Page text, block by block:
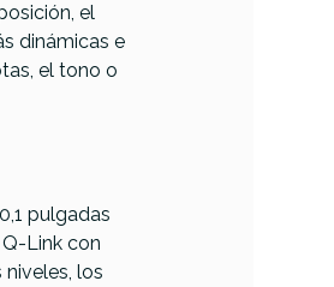
el
dinámicas e
el tono o
pulgadas
Link con
los